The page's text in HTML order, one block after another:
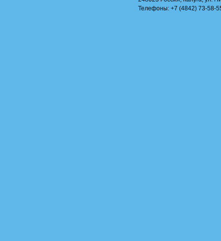
Телефоны: +7 (4842) 73-58-